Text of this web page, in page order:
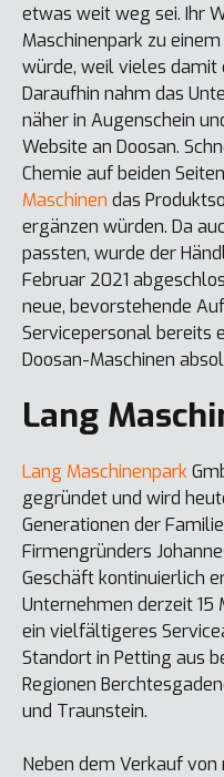
etwas weit weg sei. Ihr
Maschinenpark zu
würde, weil vieles damit
Daraufhin nahm das
näher in Augenschein
Website an Doosan.
Chemie auf beiden
Maschinen das
ergänzen würden. Da
passten, wurde der
Februar 2021
neue, bevorstehende
Servicepersonal bereits
Doosan-Maschinen
Lang
Lang Maschinenpark
gegründet und wird
Generationen der
Firmengründers
Geschäft kontinuierlich
Unternehmen derzeit
ein vielfältigeres
Standort in Petting aus
Regionen
und Traunstein.
Neben dem Verkauf